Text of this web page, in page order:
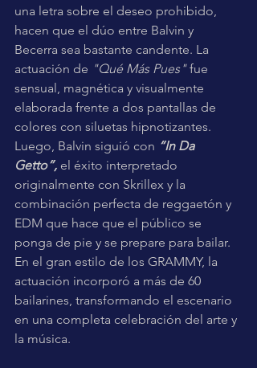
una letra sobre el deseo prohibido,
hacen que el dúo entre Balvin y
Becerra sea bastante candente. La
actuación de "Qué Más Pues" fue
sensual, magnética y visualmente
elaborada frente a dos pantallas de
colores con siluetas hipnotizantes.
Luego, Balvin siguió con “In Da
Getto”, el éxito interpretado
originalmente con Skrillex y la
combinación perfecta de reggaetón y
EDM que hace que el público se
ponga de pie y se prepare para bailar.
En el gran estilo de los GRAMMY, la
actuación incorporó a más de 60
bailarines, transformando el escenario
en una completa celebración del arte y
la música.